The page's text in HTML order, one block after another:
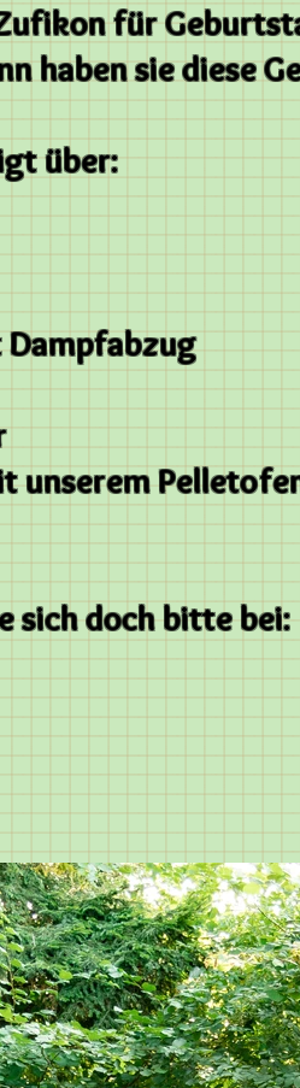
für
haben sie diese
über:
unserem
sich doch bitte bei: